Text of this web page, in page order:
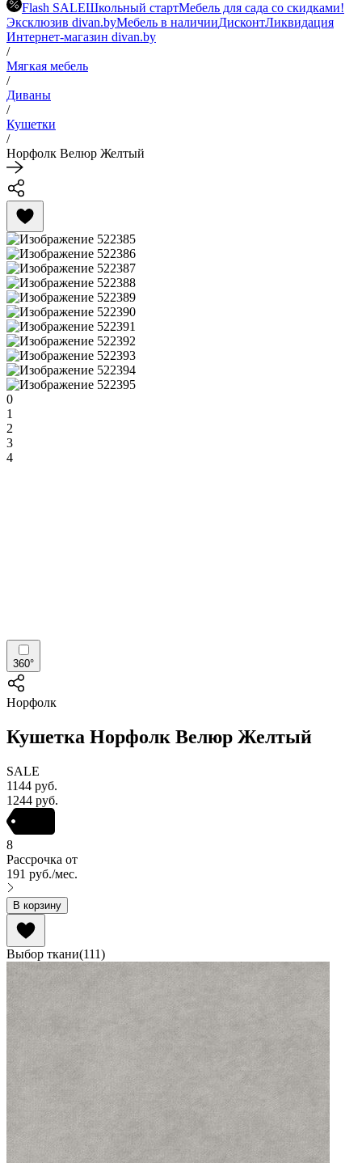
Flash SALEШкольный стартМебель для сада со скидками!
Эксклюзив divan.byМебель в наличииДисконтЛиквидация
Интернет-магазин divan.by
/
Мягкая мебель
/
Диваны
/
Кушетки
/
Норфолк Велюр Желтый
0
1
2
3
4
360°
Норфолк
Кушетка Норфолк Велюр Желтый
SALE
1144 руб.
1244 руб.
8
Рассрочка от
191 руб./мес.
В корзину
Выбор ткани(111)